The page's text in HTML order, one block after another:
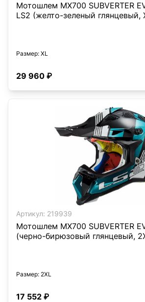
Мотошлем MX700 SUBVERTER
LS2 (желто-зеленый глянцевый,
Размер: XL
29 960 ₽
Артикул: 219939
Мотошлем MX700 SUBVERTER
(черно-бирюзовый глянцевый,
Размер: 2XL
17 552 ₽